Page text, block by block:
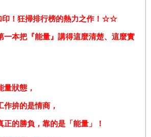
印！狂掃排行榜的熱力之作！☆☆
一本把『能量』講得這麼清楚、這麼實
量狀態，
拚的是情商，
正的勝負，靠的是「能量」！